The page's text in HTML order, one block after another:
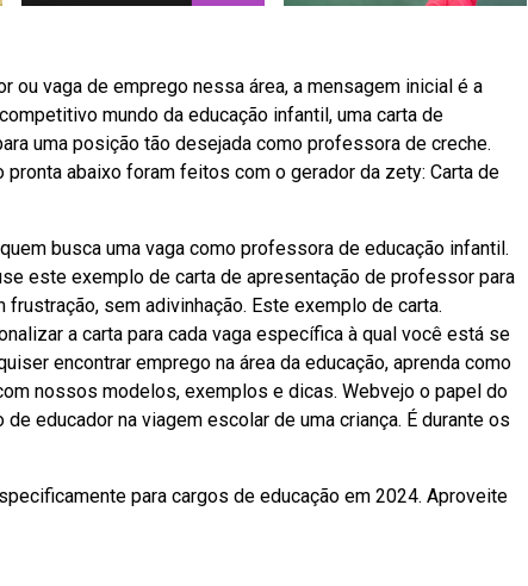
vaga de emprego nessa área, a mensagem inicial é a
mundo da educação infantil, uma carta de
uma posição tão desejada como professora de creche.
abaixo foram feitos com o gerador da zety: Carta de
busca uma vaga como professora de educação infantil.
este exemplo de carta de apresentação de professor para
sem adivinhação. Este exemplo de carta.
a carta para cada vaga específica à qual você está se
encontrar emprego na área da educação, aprenda como
nossos modelos, exemplos e dicas. Webvejo o papel do
educador na viagem escolar de uma criança. É durante os
para cargos de educação em 2024. Aproveite